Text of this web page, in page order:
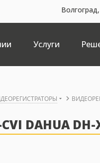
Услуги
DAHUA DH-